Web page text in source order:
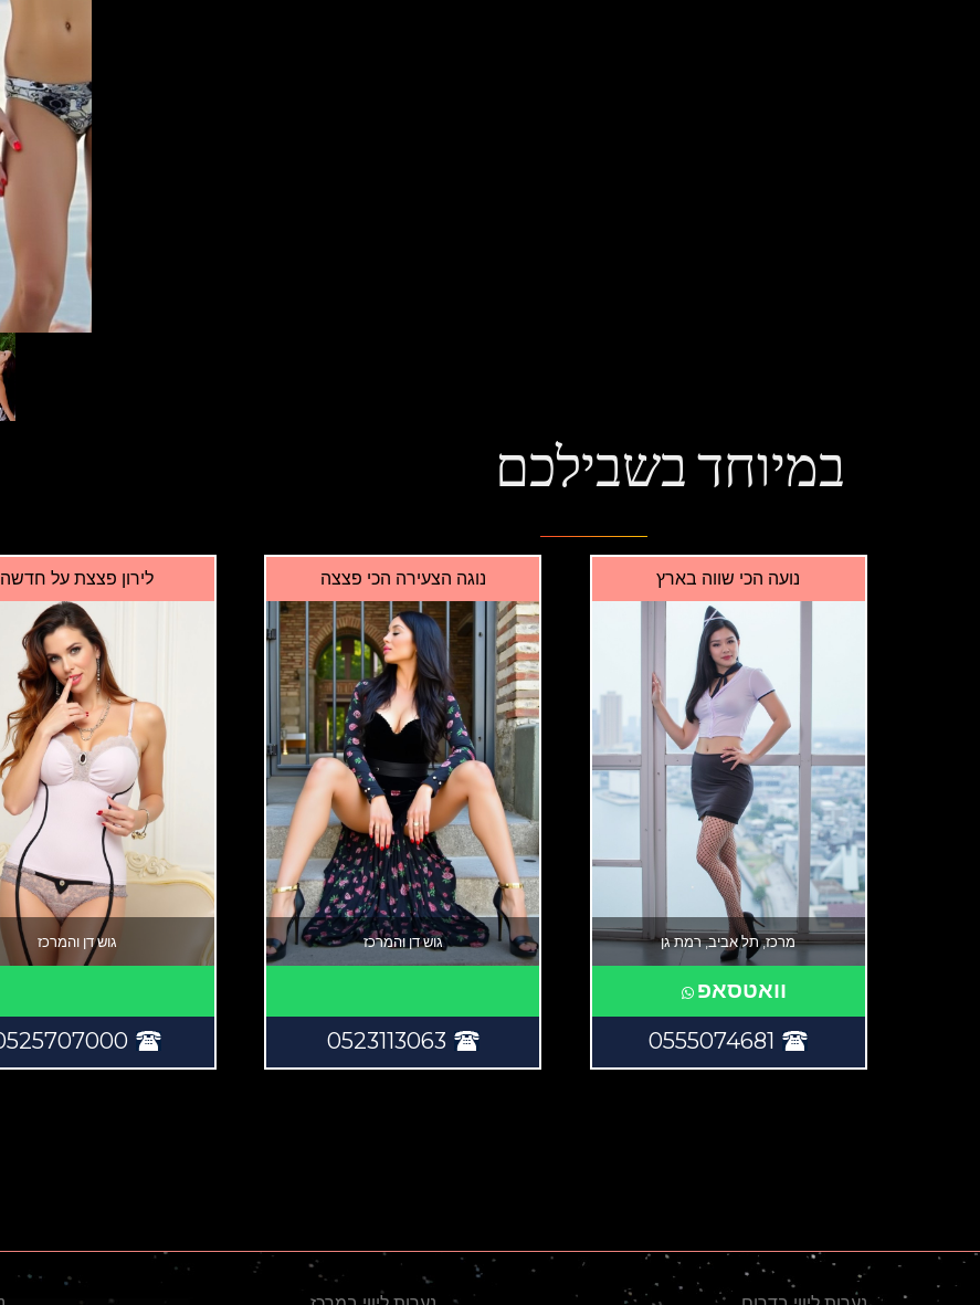
במיוחד בשבילכם
נועה הכי שווה בארץ
מרכז, תל אביב, רמת גן
וואטסאפ
0555074681
נוגה הצעירה הכי פצצה
גוש דן והמרכז
0523113063
לירון פצצת על חדשה
גוש דן והמרכז